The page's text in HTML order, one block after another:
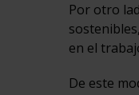
Por otro
en el
De este